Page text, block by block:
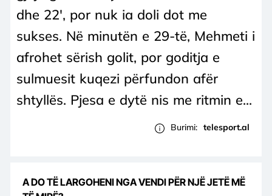
dhe 22′, por nuk ia doli dot me
sukses. Në minutën e 29-të, Mehmeti i
afrohet sërish golit, por goditja e
sulmuesit kuqezi përfundon afër
shtyllës. Pjesa e dytë nis me ritmin e...
Burimi: telesport.al
A DO TË LARGOHENI NGA VENDI PËR NJË JETË MË